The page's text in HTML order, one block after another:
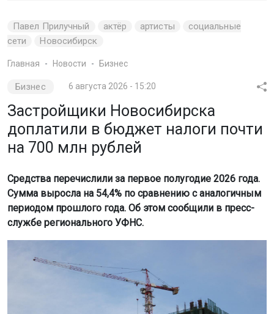
Павел Прилучный актёр артисты
социальные
сети
Новосибирск
Главная Новости Бизнес
Бизнес 6 августа 2026 - 15:20
Застройщики Новосибирска
доплатили в бюджет налоги почти
на 700 млн рублей
Средства перечислили за первое полугодие 2026 года.
Сумма выросла на 54,4% по сравнению с аналогичным
периодом прошлого года. Об этом сообщили в пресс-
службе регионального УФНС.